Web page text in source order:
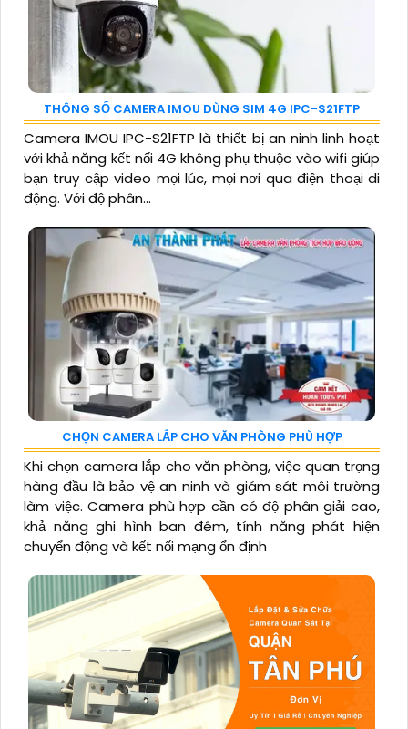
THÔNG SỐ CAMERA IMOU DÙNG SIM 4G IPC-S21FTP
Camera IMOU IPC-S21FTP là thiết bị an ninh linh hoạt
với khả năng kết nối 4G không phụ thuộc vào wifi giúp
bạn truy cập video mọi lúc, mọi nơi qua điện thoại di
động. Với độ phân...
CHỌN CAMERA LẮP CHO VĂN PHÒNG PHÙ HỢP
Khi chọn camera lắp cho văn phòng, việc quan trọng
hàng đầu là bảo vệ an ninh và giám sát môi trường
làm việc. Camera phù hợp cần có độ phân giải cao,
khả năng ghi hình ban đêm, tính năng phát hiện
chuyển động và kết nối mạng ổn định